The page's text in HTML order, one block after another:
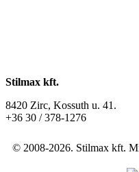
Stilmax kft.
8420 Zirc, Kossuth u. 41.
+36 30 / 378-1276
© 2008-2026. Stilmax kft.